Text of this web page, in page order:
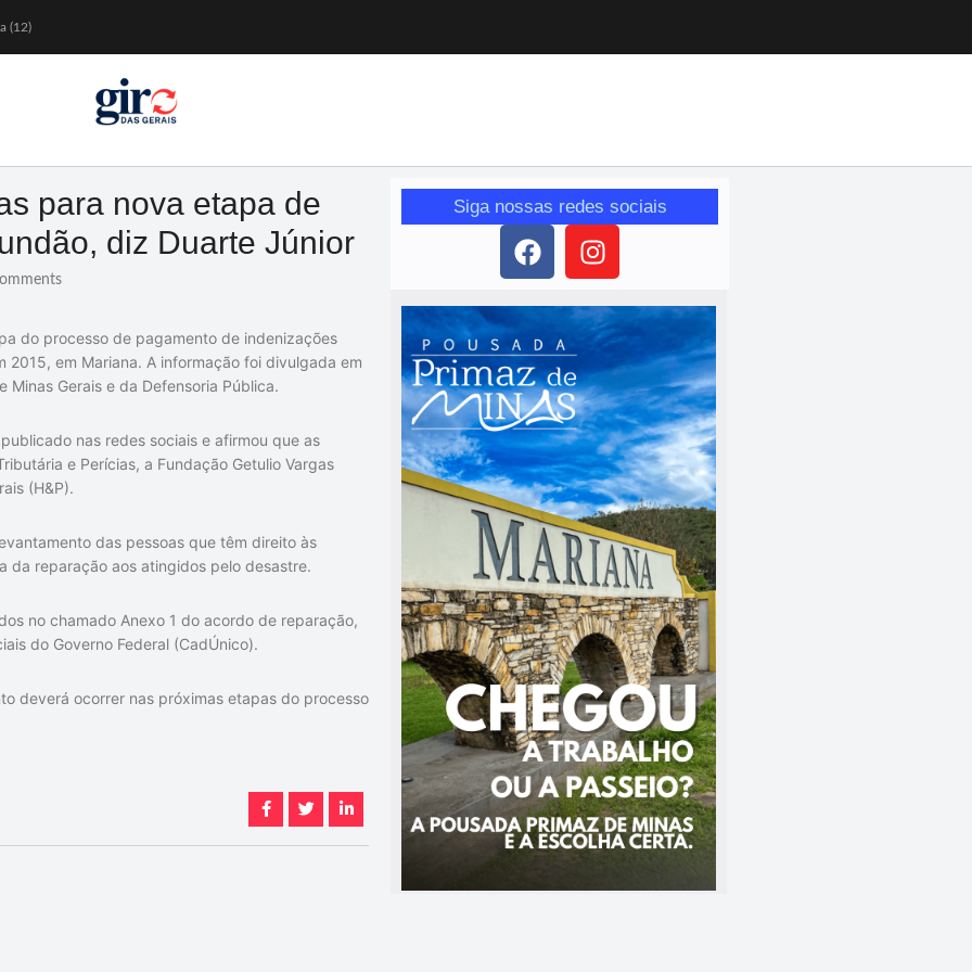
(12)
de glicose
para nova etapa de
diz Duarte Júnior
do processo de pagamento de indenizações
em Mariana. A informação foi divulgada em
Gerais e da Defensoria Pública.
nas redes sociais e afirmou que as
e Perícias, a Fundação Getulio Vargas
(H&P).
das pessoas que têm direito às
da reparação aos atingidos pelo desastre.
no chamado Anexo 1 do acordo de reparação,
do Governo Federal (CadÚnico).
deverá ocorrer nas próximas etapas do processo
Siga nossas redes sociais